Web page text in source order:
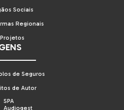
Sociais
Regionais
Projetos
de Seguros
de Autor
SPA
Audiogest